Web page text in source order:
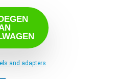
and adapters